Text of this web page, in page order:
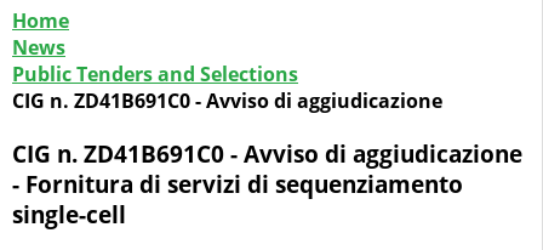
Home
News
Public Tenders and Selections
CIG n. ZD41B691C0 - Avviso di aggiudicazione
CIG n. ZD41B691C0 - Avviso di aggiudicazione
- Fornitura di servizi di sequenziamento
single-cell